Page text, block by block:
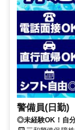
警備員(日勤)
◎未経験OK！自